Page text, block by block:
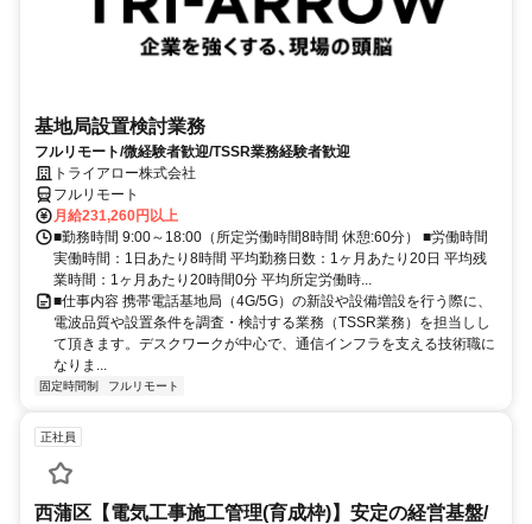
基地局設置検討業務
フルリモート/微経験者歓迎/TSSR業務経験者歓迎
トライアロー株式会社
フルリモート
月給231,260円以上
■勤務時間 9:00～18:00（所定労働時間8時間 休憩:60分） ■労働時間
実働時間：1日あたり8時間 平均勤務日数：1ヶ月あたり20日 平均残
業時間：1ヶ月あたり20時間0分 平均所定労働時...
■仕事内容 携帯電話基地局（4G/5G）の新設や設備増設を行う際に、
電波品質や設置条件を調査・検討する業務（TSSR業務）を担当しし
て頂きます。デスクワークが中心で、通信インフラを支える技術職に
なりま...
固定時間制 フルリモート
正社員
西蒲区【電気工事施工管理(育成枠)】安定の経営基盤/